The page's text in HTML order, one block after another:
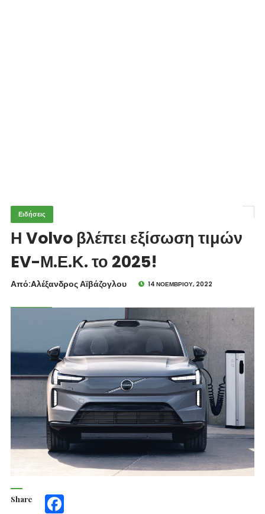
Ειδήσεις
Η Volvo βλέπει εξίσωση τιμών
EV-Μ.Ε.Κ. το 2025!
Από:Aλέξανδρος Αϊβάζογλου 14 ΝΟΕΜΒΡΊΟΥ, 2022
Share Facebook